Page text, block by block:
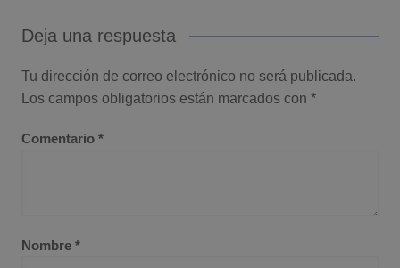
Deja una respuesta
Tu dirección de correo electrónico no será publicada.
Los campos obligatorios están marcados con *
Comentario *
Nombre *